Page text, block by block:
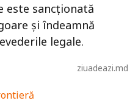
este sancționată
și îndeamnă
legale.
ziuadeazi.md